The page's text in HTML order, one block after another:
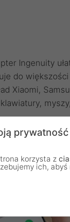
Ingenuity
do
Xiaomi,
prywatność
korzysta z
ich, abyś